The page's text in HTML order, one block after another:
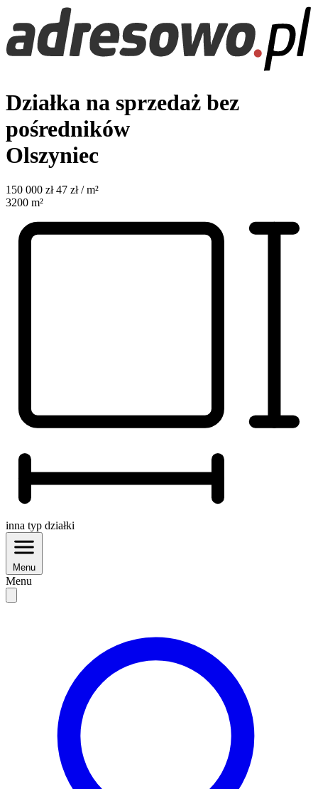
Działka na sprzedaż bez
pośredników
Olszyniec
150 000 zł 47 zł / m²
3200 m²
inna typ działki
Menu
Menu